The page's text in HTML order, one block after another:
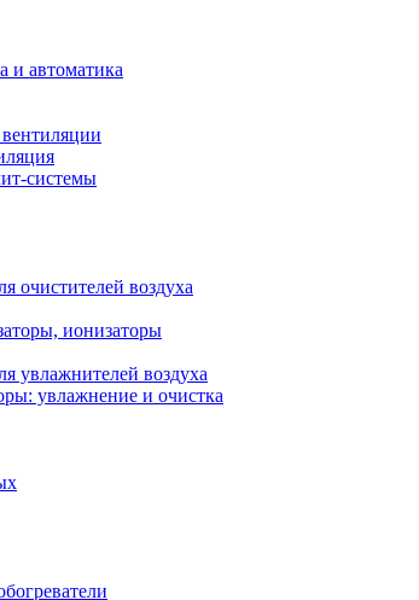
и автоматика
системы
очистителей воздуха
ионизаторы
увлажнителей воздуха
увлажнение и очистка